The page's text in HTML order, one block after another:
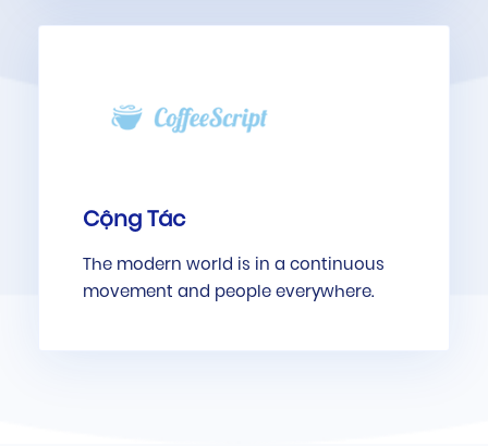
Cộng Tác
The modern world is in a continuous
movement and people everywhere.